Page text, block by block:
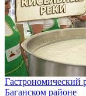
Гастрономический
Баганском районе